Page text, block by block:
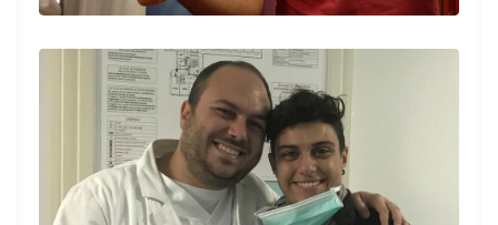
Esperienza molto positiva. Il Dott. Cerchione
si è dimostrato attento ed efficiente, proprio
come una visita in studio. Mi ha aiutato a
farmi comprendere la mia situazione
ematologica per una Gammopatia
Monoclonale , con grande semplicità ed
efficacia. Consigliatissimo.